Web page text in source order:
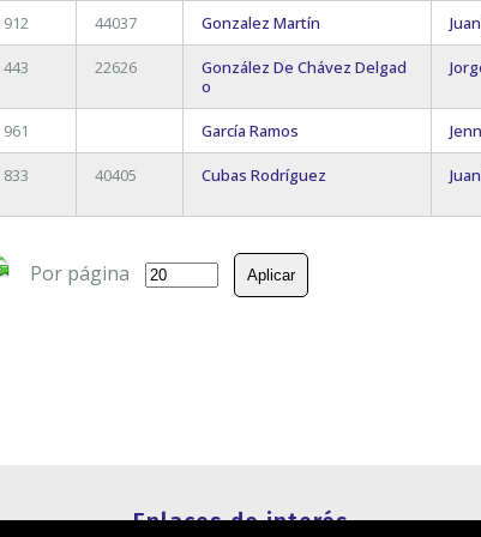
912 44037 Gonzalez Martín
443 22626
González De Chávez Delgad
o
961 García Ramos
833 40405 Cubas Rodríguez
Por página
Enlaces de interés